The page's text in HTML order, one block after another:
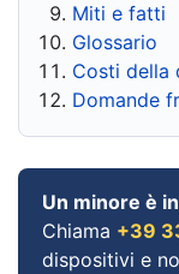
Miti e fatti
Glossario
Costi della
Domande
Un minore è
Chiama +39
dispositivi e